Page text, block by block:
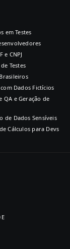
em Testes
e CNPJ
Testes
Dados Fictícios
QA e Geração de
de Dados Sensíveis
Cálculos para Devs